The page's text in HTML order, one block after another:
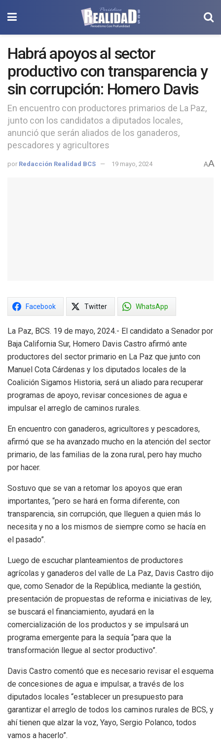
Habrá apoyos al sector
productivo con transparencia y
sin corrupción: Homero Davis
En encuentro con productores primarios de La Paz,
junto con los candidatos a diputados locales,
anunció que serán aliados de los ganaderos,
pescadores y agricultores
por Redacción Realidad BCS 19 mayo, 2024 AA
Facebook Twitter WhatsApp
La Paz, BCS. 19 de mayo, 2024.- El candidato a Senador por
Baja California Sur, Homero Davis Castro afirmó ante
productores del sector primario en La Paz que junto con
Manuel Cota Cárdenas y los diputados locales de la
Coalición Sigamos Historia, será un aliado para recuperar
programas de apoyo, revisar concesiones de agua e
impulsar el arreglo de caminos rurales.
En encuentro con ganaderos, agricultores y pescadores,
afirmó que se ha avanzado mucho en la atención del sector
primario, de las familias de la zona rural, pero hay mucho
por hacer.
Sostuvo que se van a retomar los apoyos que eran
importantes, “pero se hará en forma diferente, con
transparencia, sin corrupción, que lleguen a quien más lo
necesita y no a los mismos de siempre como se hacía en
el pasado”.
Luego de escuchar planteamientos de productores
agrícolas y ganaderos del valle de La Paz, Davis Castro dijo
que, como Senador de la República, mediante la gestión,
presentación de propuestas de reforma e iniciativas de ley,
se buscará el financiamiento, ayudará en la
comercialización de los productos y se impulsará un
programa emergente para la sequía “para que la
transformación llegue al sector productivo”.
Davis Castro comentó que es necesario revisar el esquema
de concesiones de agua e impulsar, a través de los
diputados locales “establecer un presupuesto para
garantizar el arreglo de todos los caminos rurales de BCS, y
ahí tienen que alzar la voz, Yayo, Sergio Polanco, todos
vamos a hacerlo”.